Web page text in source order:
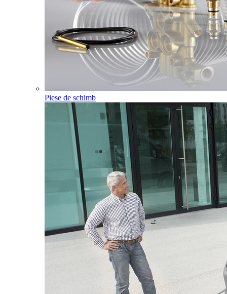
Piese de schimb